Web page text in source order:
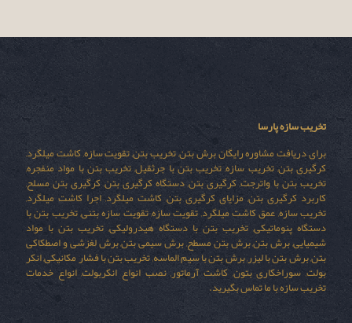
تخریب سازه پارسا
برای دریافت مشاوره رایگان برش بتن, تخریب بتن, تقویت سازه, کاشت میلگرد,
کرگیری بتن, تخریب سازه, تخریب بتن با جرثقیل, تخریب بتن با مواد منفجره,
تخریب بتن با واترجت, کرگیری بتن, دستگاه کرگیری بتن, کرگیری بتن مسلح,
کاربرد کرگیری بتن, مزایای کرگیری بتن, کاشت میلگرد, اجرا کاشت میلگرد,
تخریب سازه, عمق کاشت میلگرد, تقویت سازه, تقویت سازه بتنی, تخریب بتن با
دستگاه پنوماتیکی, تخریب بتن با دستگاه هیدرولیکی, تخریب بتن با مواد
شیمیایی, برش بتن, برش بتن مسطح, برش سیمی بتن, برش لغزشی و اصطکاکی
بتن, برش بتن با لیزر, برش بتن با سیم الماسه, تخریب بتن با فشار مکانیکی, انکر
بولت, سوراخکاری بتون, کاشت آرماتور, نصب انواع انکربولت, انواع خدمات
تخریب سازه با ما تماس بگیرید.